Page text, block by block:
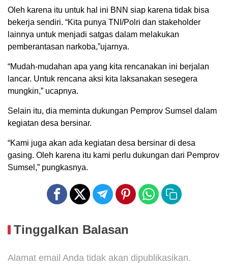
Oleh karena itu untuk hal ini BNN siap karena tidak bisa
bekerja sendiri. “Kita punya TNI/Polri dan stakeholder
lainnya untuk menjadi satgas dalam melakukan
pemberantasan narkoba,”ujarnya.
“Mudah-mudahan apa yang kita rencanakan ini berjalan
lancar. Untuk rencana aksi kita laksanakan sesegera
mungkin,” ucapnya.
Selain itu, dia meminta dukungan Pemprov Sumsel dalam
kegiatan desa bersinar.
“Kami juga akan ada kegiatan desa bersinar di desa
gasing. Oleh karena itu kami perlu dukungan dari Pemprov
Sumsel,” pungkasnya.
Tinggalkan Balasan
Alamat email Anda tidak akan dipublikasikan.